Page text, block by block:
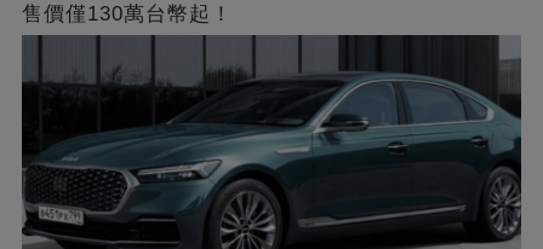
售價僅130萬台幣起！